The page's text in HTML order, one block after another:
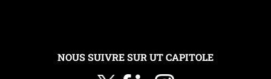
NOUS SUIVRE SUR UT CAPITOLE